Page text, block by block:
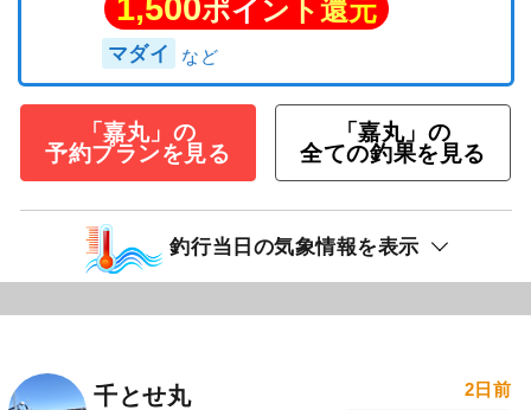
1,500ポイント還元
マダイ
「嘉丸」の
予約プランを見る
「嘉丸」の
全ての釣果を見る
釣行当日の気象情報を表示
千とせ丸 2日前